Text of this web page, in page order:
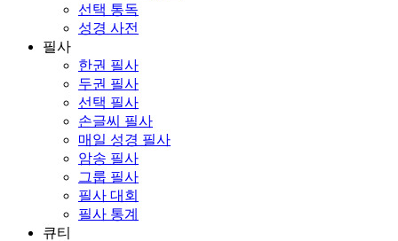
선택 통독
성경 사전
필사
한권 필사
두권 필사
선택 필사
손글씨 필사
매일 성경 필사
암송 필사
그룹 필사
필사 대회
필사 통계
큐티